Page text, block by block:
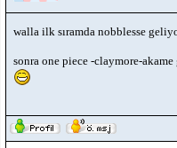
walla ilk sıramda nobblesse
sonra one piece -claymore-